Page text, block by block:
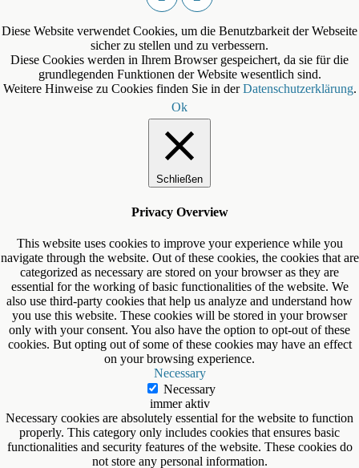
Diese Website verwendet Cookies, um die Benutzbarkeit der Webseite
sicher zu stellen und zu verbessern.
Diese Cookies werden in Ihrem Browser gespeichert, da sie für die
grundlegenden Funktionen der Website wesentlich sind.
Weitere Hinweise zu Cookies finden Sie in derDatenschutzerklärung.
Ok
Schließen
Privacy Overview
This website uses cookies to improve your experience while you
navigate through the website. Out of these cookies, the cookies that are
categorized as necessary are stored on your browser as they are
essential for the working of basic functionalities of the website. We
also use third-party cookies that help us analyze and understand how
you use this website. These cookies will be stored in your browser
only with your consent. You also have the option to opt-out of these
cookies. But opting out of some of these cookies may have an effect
on your browsing experience.
Necessary
Necessary
immer aktiv
Necessary cookies are absolutely essential for the website to function
properly. This category only includes cookies that ensures basic
functionalities and security features of the website. These cookies do
not store any personal information.